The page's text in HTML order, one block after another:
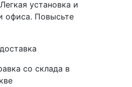
установка и
офиса. Повысьте
со склада в